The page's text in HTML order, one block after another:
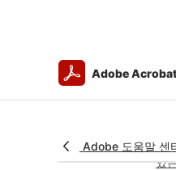
Adobe Acrobat
Adobe 도움말 센
사
권
있